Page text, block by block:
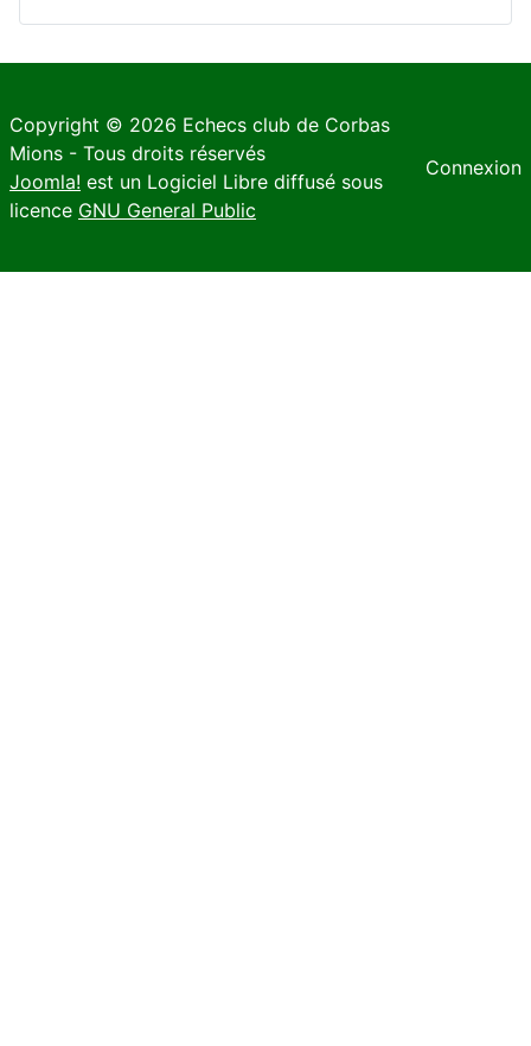
Copyright © 2026 Echecs club de Corbas
Mions - Tous droits réservés
Joomla! est un Logiciel Libre diffusé sous
licence GNU General Public
Connexion